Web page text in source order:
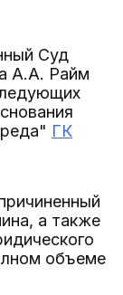
Суд
А.А. Райм
ГК
а также
объеме